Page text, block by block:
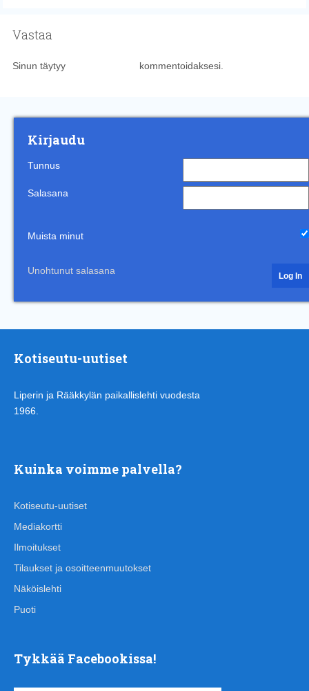
Vastaa
Sinun täytyy kommentoidaksesi.
Kirjaudu
Tunnus
Salasana
Muista minut
Unohtunut salasana
Kotiseutu-uutiset
Liperin ja Rääkkylän paikallislehti vuodesta
1966.
Kuinka voimme palvella?
Kotiseutu-uutiset
Mediakortti
Ilmoitukset
Tilaukset ja osoitteenmuutokset
Näköislehti
Puoti
Tykkää Facebookissa!